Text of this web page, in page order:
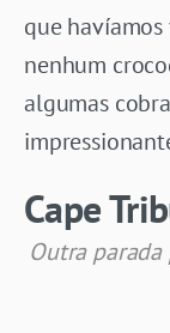
que
nenhum
algumas
Cape
Outra